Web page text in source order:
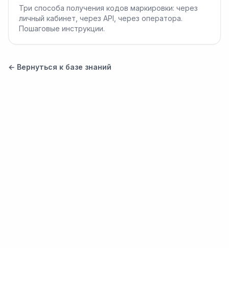
Три способа получения кодов маркировки: через
личный кабинет, через API, через оператора.
Пошаговые инструкции.
← Вернуться к базе знаний